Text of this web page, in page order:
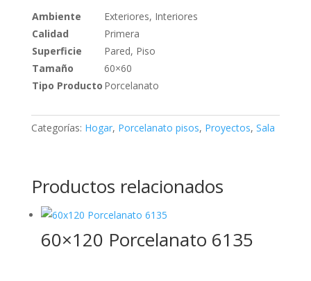
Ambiente
Exteriores, Interiores
Calidad
Primera
Superficie
Pared, Piso
Tamaño
60×60
Tipo Producto Porcelanato
Categorías: Hogar, Porcelanato pisos, Proyectos, Sala
Productos relacionados
60×120 Porcelanato 6135